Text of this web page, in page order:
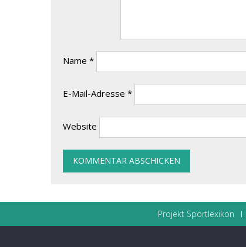
Name *
E-Mail-Adresse *
Website
Projekt Sportlexikon